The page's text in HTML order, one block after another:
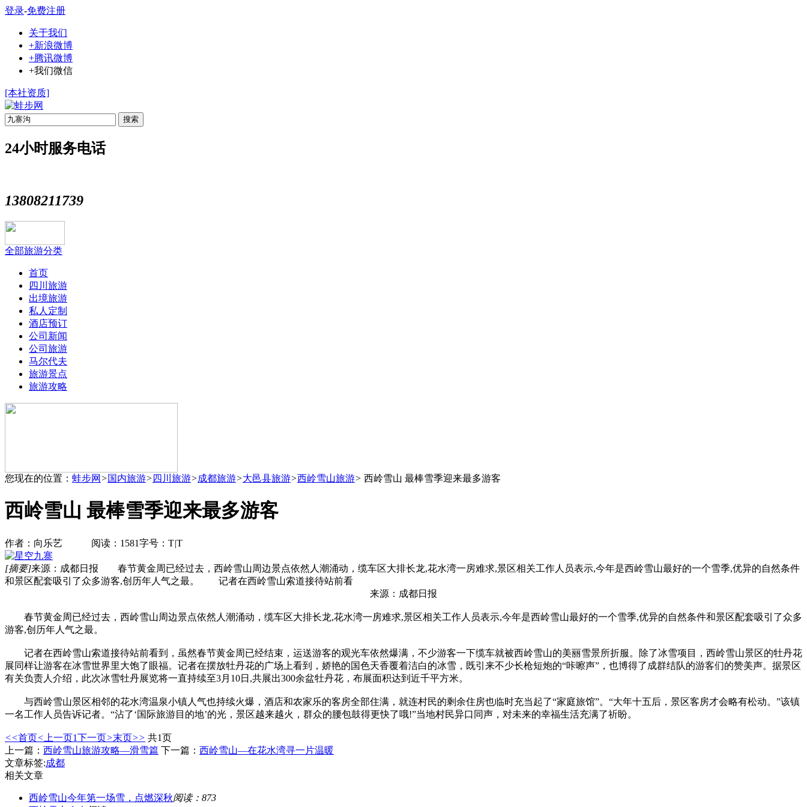
登录-免费注册
关于我们
+新浪微博
+腾讯微博
+我们微信
[本社资质]
搜索
24小时服务电话
13808211739
全部旅游分类
首页
四川旅游
出境旅游
私人定制
酒店预订
公司新闻
公司旅游
马尔代夫
旅游景点
旅游攻略
您现在的位置： 蛙步网 >国内旅游> 四川旅游>成都旅游>大邑县旅游>西岭雪山旅游> 西岭雪山 最棒雪季迎来最多游客
西岭雪山 最棒雪季迎来最多游客
作者：向乐艺 阅读：1581字号： T|T
[摘要]来源：成都日报 春节黄金周已经过去，西岭雪山周边景点依然人潮涌动，缆车区大排长龙,花水湾一房难求,景区相关工作人员表示,今年是西岭雪山最好的一个雪季,优异的自然条件
和景区配套吸引了众多游客,创历年人气之最。 记者在西岭雪山索道接待站前看
来源：成都日报
春节黄金周已经过去，西岭雪山周边景点依然人潮涌动，缆车区大排长龙,花水湾一房难求,景区相关工作人员表示,今年是西岭雪山最好的一个雪季,优异的自然条件和景区配套吸引了众多
游客,创历年人气之最。
记者在西岭雪山索道接待站前看到，虽然春节黄金周已经结束，运送游客的观光车依然爆满，不少游客一下缆车就被西岭雪山的美丽雪景所折服。除了冰雪项目，西岭雪山景区的牡丹花
展同样让游客在冰雪世界里大饱了眼福。记者在摆放牡丹花的广场上看到，娇艳的国色天香覆着洁白的冰雪，既引来不少长枪短炮的“咔嚓声”，也博得了成群结队的游客们的赞美声。据景区
有关负责人介绍，此次冰雪牡丹展览将一直持续至3月10日,共展出300余盆牡丹花，布展面积达到近千平方米。
与西岭雪山景区相邻的花水湾温泉小镇人气也持续火爆，酒店和农家乐的客房全部住满，就连村民的剩余住房也临时充当起了“家庭旅馆”。“大年十五后，景区客房才会略有松动。”该镇
一名工作人员告诉记者。“沾了‘国际旅游目的地’的光，景区越来越火，群众的腰包鼓得更快了哦!”当地村民异口同声，对未来的幸福生活充满了祈盼。
<<首页< 上一页1下一页>末页>> 共1页
上一篇： 西岭雪山旅游攻略—滑雪篇 下一篇： 西岭雪山—在花水湾寻一片温暖
文章标签:成都
相关文章
西岭雪山今年第一场雪，点燃深秋阅读：873